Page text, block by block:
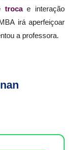
trocae interação
irá aperfeiçoar
a professora.